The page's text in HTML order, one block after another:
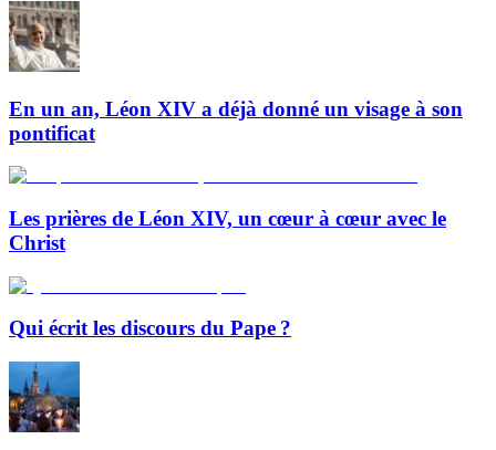
En un an, Léon XIV a déjà donné un visage à son
pontificat
Les prières de Léon XIV, un cœur à cœur avec le
Christ
Qui écrit les discours du Pape ?